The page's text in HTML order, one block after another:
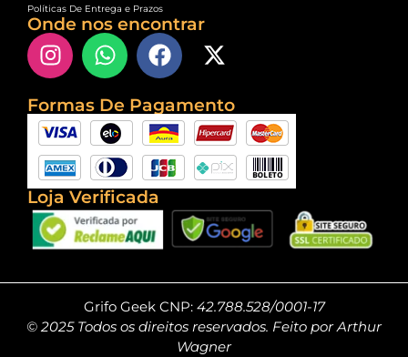
Políticas De Entrega e Prazos
Onde nos encontrar
Formas De Pagamento
Loja Verificada
Grifo Geek CNP: 42.788.528/0001-17
© 2025 Todos os direitos reservados. Feito por Arthur
Wagner